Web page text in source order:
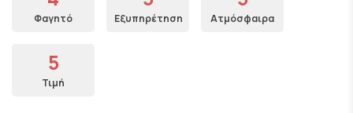
Φαγητό Εξυπηρέτηση Ατμόσφαιρα
5
Τιμή